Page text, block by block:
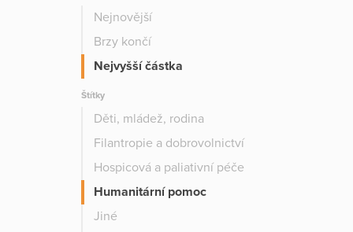
Nejnovější
Brzy končí
Nejvyšší částka
Štítky
Děti, mládež, rodina
Filantropie a dobrovolnictví
Hospicová a paliativní péče
Humanitární pomoc
Jiné